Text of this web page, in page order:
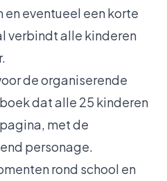
eventueel een korte
verbindt alle kinderen
de organiserende
dat alle 25 kinderen
met de
personage.
rond school en